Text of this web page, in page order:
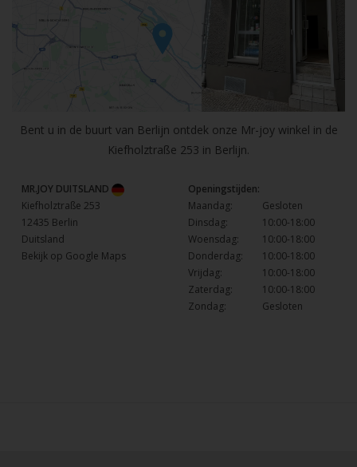
Bent u in de buurt van Berlijn ontdek onze Mr-joy winkel in de
Kiefholztraße 253 in Berlijn.
MR.JOY DUITSLAND
Kiefholztraße 253
12435 Berlin
Duitsland
Bekijk op Google Maps
Openingstijden:
Maandag:
Gesloten
Dinsdag:
10:00-18:00
Woensdag:
10:00-18:00
Donderdag:
10:00-18:00
Vrijdag:
10:00-18:00
Zaterdag:
10:00-18:00
Zondag:
Gesloten